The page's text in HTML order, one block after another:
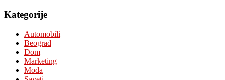
Kategorije
Automobili
Beograd
Dom
Marketing
Moda